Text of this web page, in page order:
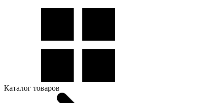
Каталог товаров